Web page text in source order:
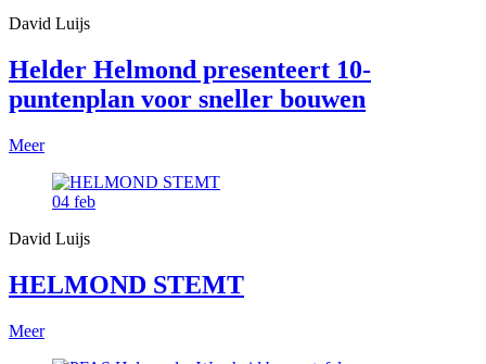
David Luijs
Helder Helmond presenteert 10-
puntenplan voor sneller bouwen
Meer
04 feb
David Luijs
HELMOND STEMT
Meer